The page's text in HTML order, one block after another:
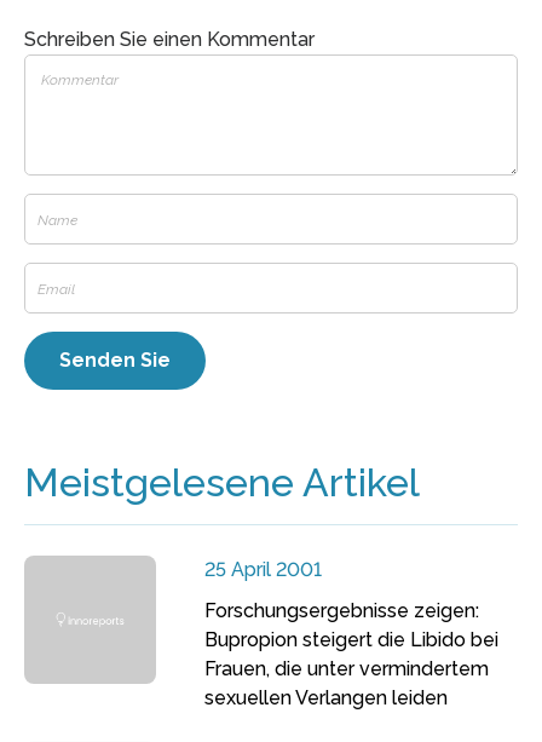
Schreiben Sie einen Kommentar
Meistgelesene Artikel
25 April 2001
Forschungsergebnisse zeigen:
Bupropion steigert die Libido bei
Frauen, die unter vermindertem
sexuellen Verlangen leiden